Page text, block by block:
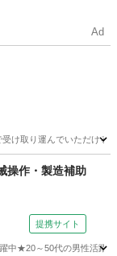
Ad
け取り運んでいただける
作・製造補助
提携サイト
中★20～50代の男性活